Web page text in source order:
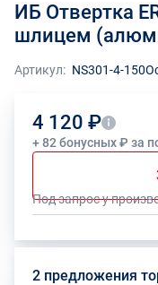
ИБ Отвертка
шлицем
Артикул: NS301-4-150
4 120 ₽
+ 82 бонусных ₽ за
Под запрос у
2 предложения